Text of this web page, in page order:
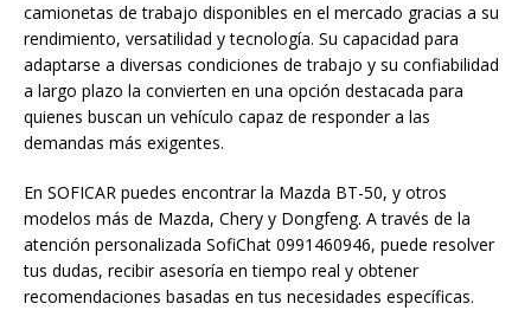
camionetas de trabajo disponibles en el mercado gracias a su
rendimiento, versatilidad y tecnología. Su capacidad para
adaptarse a diversas condiciones de trabajo y su confiabilidad
a largo plazo la convierten en una opción destacada para
quienes buscan un vehículo capaz de responder a las
demandas más exigentes.
En SOFICAR puedes encontrar la Mazda BT-50, y otros
modelos más de Mazda, Chery y Dongfeng. A través de la
atención personalizada SofiChat 0991460946, puede resolver
tus dudas, recibir asesoría en tiempo real y obtener
recomendaciones basadas en tus necesidades específicas.